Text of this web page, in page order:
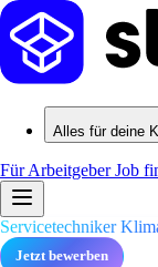
Alles für deine
Für ArbeitgeberJob
Servicetechniker
Jetzt bewerben